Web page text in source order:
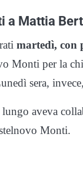
a Mattia
martedì, con
Monti per la
sera,
aveva
Monti.